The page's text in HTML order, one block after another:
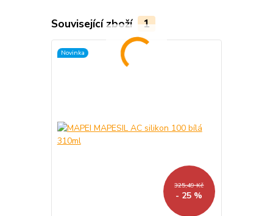
Související zboží 1
Novinka
325,49 Kč
- 25 %